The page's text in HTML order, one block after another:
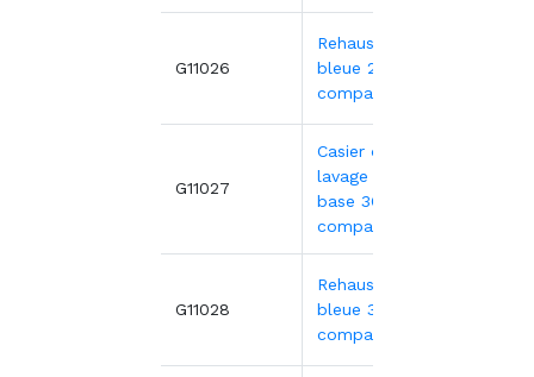
G11026
Rehausse
bleue 25
compartiments
G11027
Casier de
lavage gris -
base 36
compartiments
G11028
Rehausse
bleue 36
compartiments